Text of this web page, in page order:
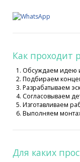
Как проходит
Обсуждаем идею
Подбираем
Разрабатываем
Согласовываем
Изготавливаем
Выполняем
Для каких